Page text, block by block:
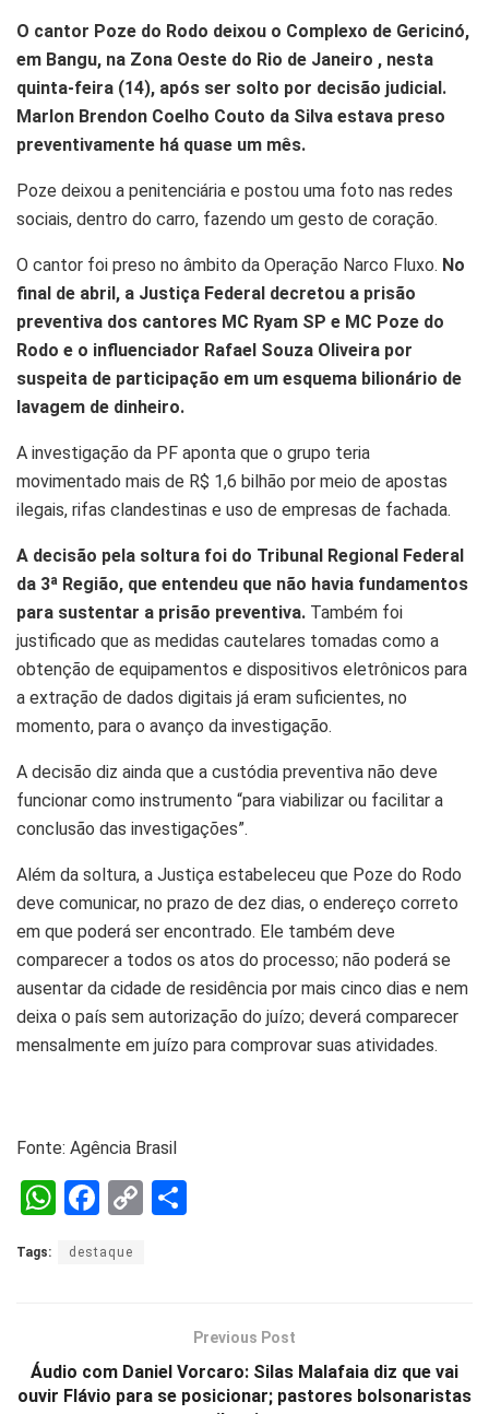
at
s
A
p
p
ce
b
o
o
k
py
Li
n
k
ar
e
O cantor Poze do Rodo deixou o Complexo de Gericinó,
em Bangu, na Zona Oeste do Rio de Janeiro , nesta
quinta-feira (14), após ser solto por decisão judicial.
Marlon Brendon Coelho Couto da Silva estava preso
preventivamente há quase um mês.
Poze deixou a penitenciária e postou uma foto nas redes
sociais, dentro do carro, fazendo um gesto de coração.
O cantor foi preso no âmbito da Operação Narco Fluxo. No
final de abril, a Justiça Federal decretou a prisão
preventiva dos cantores MC Ryam SP e MC Poze do
Rodo e o influenciador Rafael Souza Oliveira por
suspeita de participação em um esquema bilionário de
lavagem de dinheiro.
A investigação da PF aponta que o grupo teria
movimentado mais de R$ 1,6 bilhão por meio de apostas
ilegais, rifas clandestinas e uso de empresas de fachada.
A decisão pela soltura foi do Tribunal Regional Federal
da 3ª Região, que entendeu que não havia fundamentos
para sustentar a prisão preventiva. Também foi
justificado que as medidas cautelares tomadas como a
obtenção de equipamentos e dispositivos eletrônicos para
a extração de dados digitais já eram suficientes, no
momento, para o avanço da investigação.
A decisão diz ainda que a custódia preventiva não deve
funcionar como instrumento “para viabilizar ou facilitar a
conclusão das investigações”.
Além da soltura, a Justiça estabeleceu que Poze do Rodo
deve comunicar, no prazo de dez dias, o endereço correto
em que poderá ser encontrado. Ele também deve
comparecer a todos os atos do processo; não poderá se
ausentar da cidade de residência por mais cinco dias e nem
deixa o país sem autorização do juízo; deverá comparecer
mensalmente em juízo para comprovar suas atividades.
Fonte: Agência Brasil
W
at
p
F
ce
o
C
k
Tags: destaque
Previous Post
Áudio com Daniel Vorcaro: Silas Malafaia diz que vai
ouvir Flávio para se posicionar; pastores bolsonaristas